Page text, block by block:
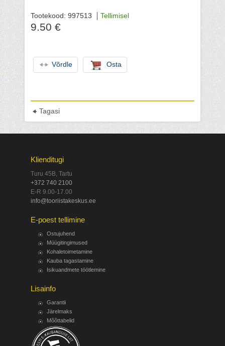
Tootekood: 997513 Tellimisel
9.50 €
Võrdle Osta
Tagasi
Klienditugi
Turu 45B, Tartu
+372 740 2100
E-R 9.00-17.00
info@tooriistakeskus.ee
E-poest tellimine
Ostujuhend
Müügitingimused
Kohaletoimetamine
Kauba tagastamine
Isikuandmete töötlemine
Lisainfo
Garantii
Järelmaks
Mõõttabelid